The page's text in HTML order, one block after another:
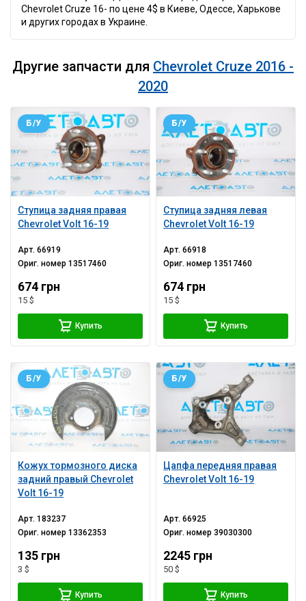
Chevrolet Cruze 16- по цене 4$ в Киеве, Одессе, Харькове
и других городах в Украине.
Другие запчасти для Chevrolet Cruze 2016 -
2020
Ступица задняя правая
Chevrolet Volt 16-19
Б/У
Арт.66919
Ориг. номер13517460
674 грн
15 $
Купить
Ступица задняя левая
Chevrolet Volt 16-19
Б/У
Арт.66918
Ориг. номер13517460
674 грн
15 $
Купить
Кожух тормозного диска
задний правый Chevrolet
Volt 16-19
Б/У
Арт.183237
Ориг. номер13362353
135 грн
3 $
Купить
Цапфа передняя правая
Chevrolet Volt 16-19
Б/У
Арт.66925
Ориг. номер39030300
2245 грн
50 $
Купить